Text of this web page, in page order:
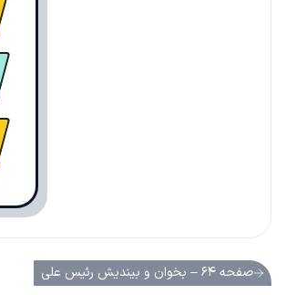
صفحه ۶۴ – بخوان و بیندیش رئیس علی